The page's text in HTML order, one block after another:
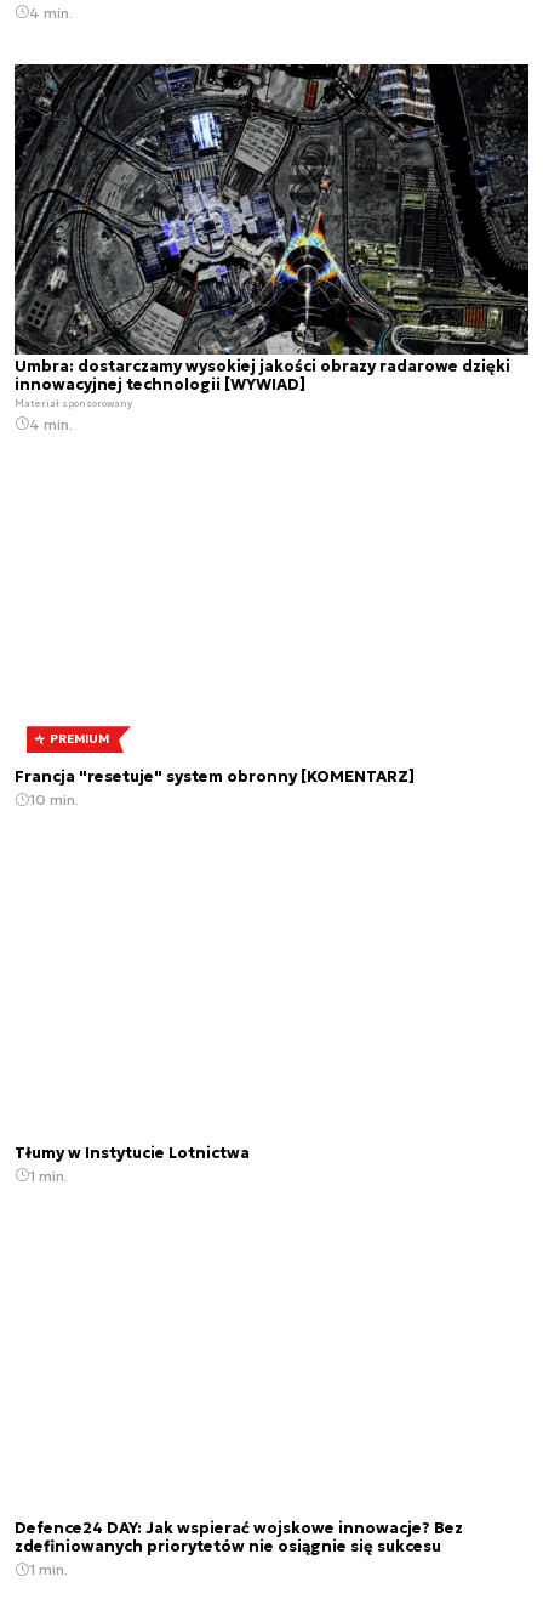
4 min.
Umbra: dostarczamy wysokiej jakości obrazy radarowe dzięki
innowacyjnej technologii [WYWIAD]
Materiał sponsorowany
4 min.
PREMIUM
Francja "resetuje" system obronny [KOMENTARZ]
10 min.
Tłumy w Instytucie Lotnictwa
1 min.
Defence24 DAY: Jak wspierać wojskowe innowacje? Bez
zdefiniowanych priorytetów nie osiągnie się sukcesu
1 min.